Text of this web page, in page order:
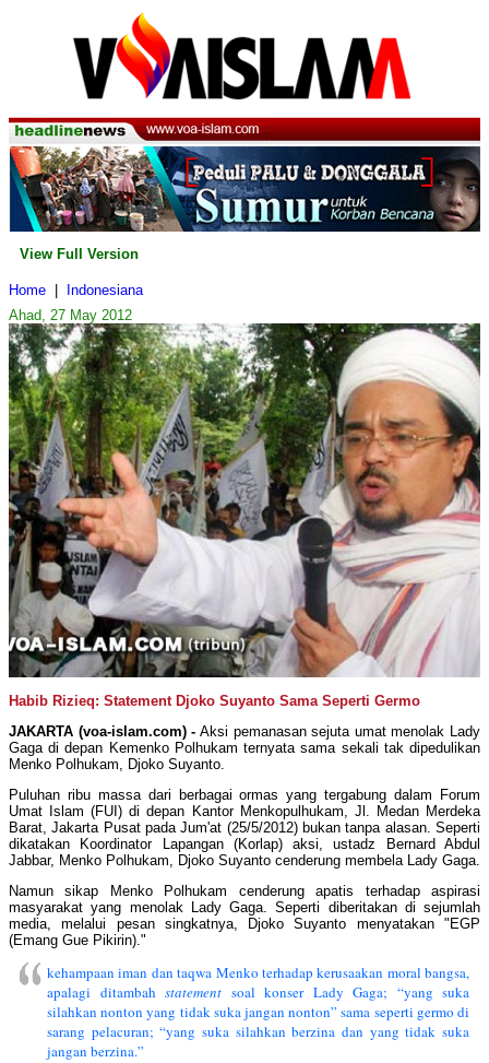
View Full Version
Home
Indonesiana
Ahad, 27 May 2012
Habib Rizieq: Statement Djoko Suyanto Sama Seperti Germo
JAKARTA (voa-islam.com) - Aksi pemanasan sejuta umat menolak Lady
Gaga di depan Kemenko Polhukam ternyata sama sekali tak dipedulikan
Menko Polhukam, Djoko Suyanto.
Puluhan ribu massa dari berbagai ormas yang tergabung dalam Forum
Umat Islam (FUI) di depan Kantor Menkopulhukam, Jl. Medan Merdeka
Barat, Jakarta Pusat pada Jum'at (25/5/2012) bukan tanpa alasan. Seperti
dikatakan Koordinator Lapangan (Korlap) aksi, ustadz Bernard Abdul
Jabbar, Menko Polhukam, Djoko Suyanto cenderung membela Lady Gaga.
Namun sikap Menko Polhukam cenderung apatis terhadap aspirasi
masyarakat yang menolak Lady Gaga. Seperti diberitakan di sejumlah
media, melalui pesan singkatnya, Djoko Suyanto menyatakan "EGP
(Emang Gue Pikirin)."
kehampaan iman dan taqwa Menko terhadap kerusaakan moral bangsa,
apalagi ditambah statement soal konser Lady Gaga; “yang suka
silahkan nonton yang tidak suka jangan nonton” sama seperti germo di
sarang pelacuran; “yang suka silahkan berzina dan yang tidak suka
jangan berzina.”